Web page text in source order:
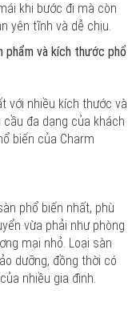
khi bước đi mà còn
yên tĩnh và dễ chịu.
phẩm và kích thước phổ
với nhiều kích thước và
đa dạng của khách
biến của Charm
phổ biến nhất, phù
vừa phải như phòng
mại nhỏ. Loại sàn
dưỡng, đồng thời có
nhiều gia đình.